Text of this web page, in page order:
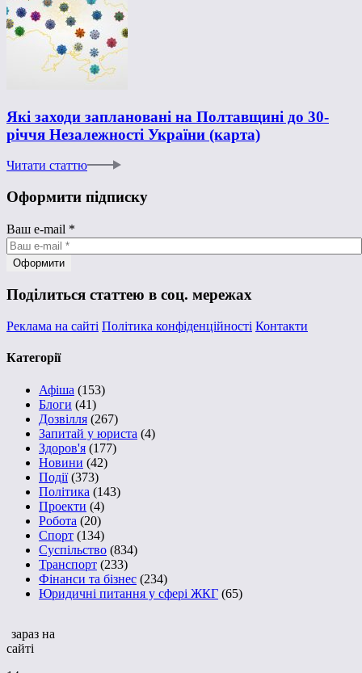
Які заходи заплановані на Полтавщині до 30-
річчя Незалежності України (карта)
Читати статтю
Оформити підписку
Ваш e-mail *
Поділиться статтею в соц. мережах
Реклама на сайті Політика конфіденційності Контакти
Категорії
Афіша (153)
Блоги (41)
Дозвілля (267)
Запитай у юриста (4)
Здоров'я (177)
Новини (42)
Події(373)
Політика (143)
Проекти (4)
Робота (20)
Спорт (134)
Суспільство (834)
Транспорт (233)
Фінанси та бізнес (234)
Юридичні питання у сфері ЖКГ (65)
зараз на
сайті